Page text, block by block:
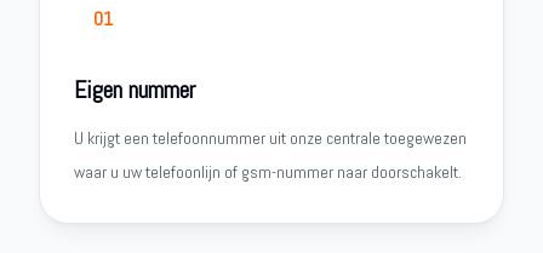
01
Eigen nummer
U krijgt een telefoonnummer uit onze centrale toegewezen
waar u uw telefoonlijn of gsm-nummer naar doorschakelt.